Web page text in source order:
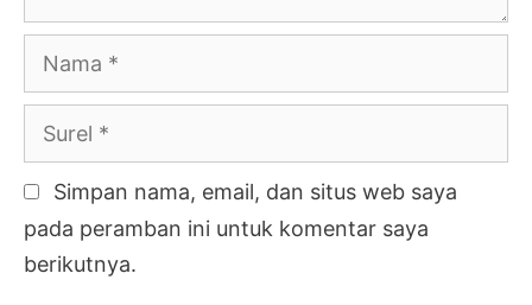
Nama
Surel
Simpan nama, email, dan situs web saya
pada peramban ini untuk komentar saya
berikutnya.